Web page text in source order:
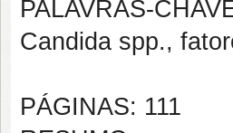
PALAVRAS-
Candida spp.,
PÁGINAS: 111